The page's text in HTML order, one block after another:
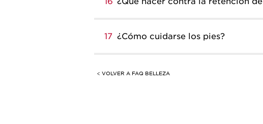
17 ¿Cómo cuidarse los pies?
< VOLVER A FAQ BELLEZA